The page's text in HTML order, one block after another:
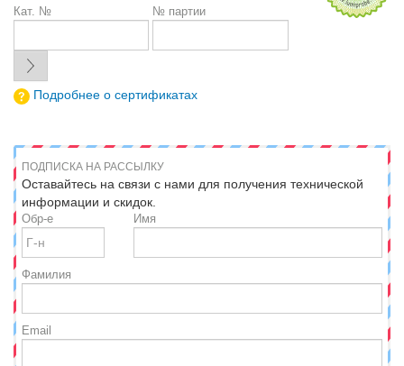
Кат. № № партии
Подробнее о сертификатах
ПОДПИСКА НА РАССЫЛКУ
Оставайтесь на связи с нами для получения технической
информации и скидок.
Обр-е Имя
Фамилия
Email